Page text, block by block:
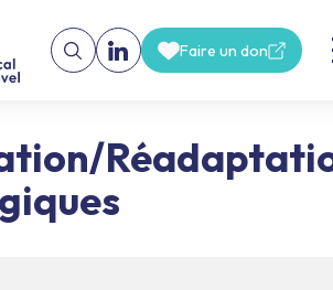
Faire un don